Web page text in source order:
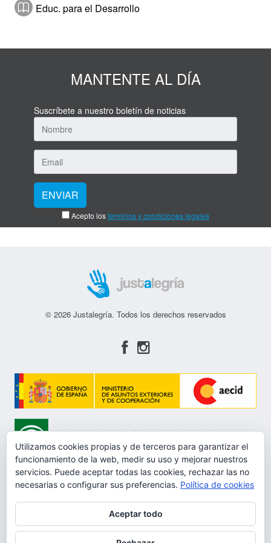
Educ. para el Desarrollo
MANTENTE AL DÍA
Suscríbete a nuestro boletín de noticias
Acepto lostérminos y condiciones legales
© 2026 Justalegría. Todos los derechos reservados
Aviso Legal
Utilizamos cookies propias y de terceros para garantizar el
funcionamiento de la web, medir su uso y mejorar nuestros
servicios. Puede aceptar todas las cookies, rechazar las no
necesarias o configurar sus preferencias. Política de cookies
Aceptar todo